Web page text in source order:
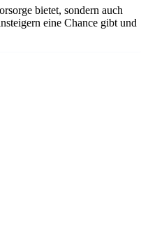
bietet, sondern auch
eine Chance gibt und